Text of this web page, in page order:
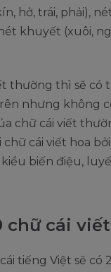
hở, trái, phải),
khuyết (xuôi,
thường thì sẽ có
nhưng không
chữ cái viết
chữ cái viết hoa
biến điệu,
chữ cái
tiếng Việt sẽ có